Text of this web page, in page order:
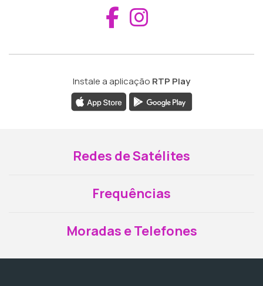
Aceder ao
Instale a aplicação RTP Play
Redes de Satélites
Frequências
Moradas e Telefones